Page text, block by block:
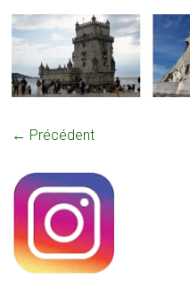
← Précédent